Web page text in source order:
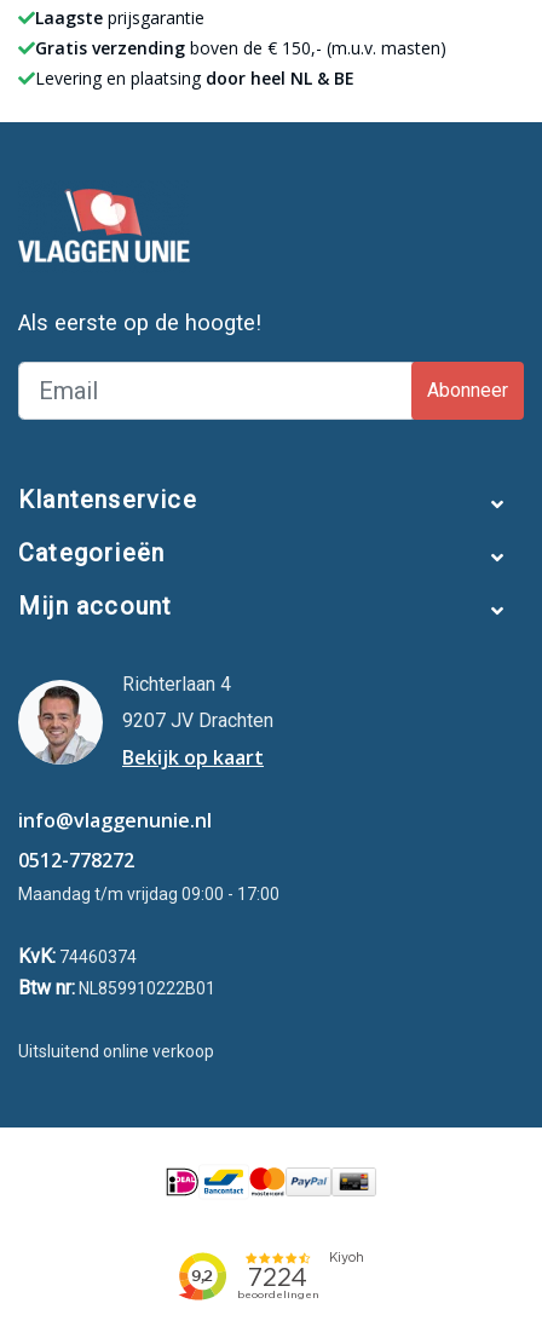
Laagste prijsgarantie
Gratis verzending boven de € 150,- (m.u.v. masten)
Levering en plaatsing door heel NL & BE
Als eerste op de hoogte!
Abonneer
Klantenservice
Categorieën
Mijn account
Richterlaan 4
9207 JV Drachten
Bekijk op kaart
info@vlaggenunie.nl
0512-778272
Maandag t/m vrijdag 09:00 - 17:00
KvK: 74460374
Btw nr: NL859910222B01
Uitsluitend online verkoop